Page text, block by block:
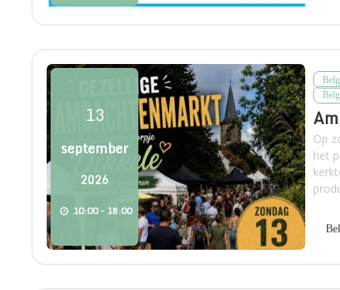
13
september
2026
10:00 - 18:00
Op
het